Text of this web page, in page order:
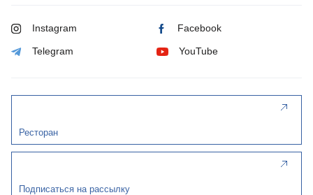
Instagram Facebook
Telegram YouTube
Ресторан
Подписаться на рассылку